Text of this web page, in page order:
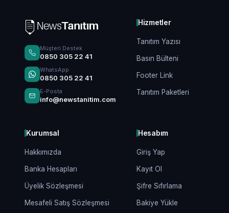
Müşteri Destek
0850 305 22 41
WhatsApp
0850 305 22 41
E-Posta
info@newstanitim.com
Hizmetler
Tanıtım Yazısı
Basın Bülteni
Footer Link
Tanıtım Paketleri
Kurumsal
Hakkımızda
Banka Hesapları
Üyelik Sözleşmesi
Mesafeli Satış Sözleşmesi
Hesabım
Giriş Yap
Kayıt Ol
Şifre Sıfırlama
Bakiye Yükle